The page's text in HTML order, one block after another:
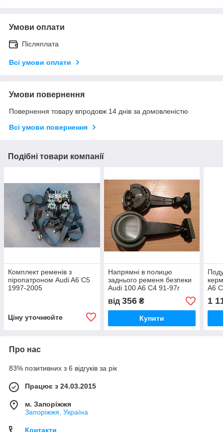
Умови оплати
Післяплата
Всі умови оплати
Умови повернення
Повернення товару впродовж 14 днів за домовленістю
Всі умови повернення
Подібні товари компанії
Комплект ременів з
піропатроном Audi A6 C5
1997-2005
Ціну уточнюйте
Напрямні в полицю
заднього ременя безпеки
Audi 100 A6 C4 91-97г
від 356₴
Купити
A6
1
Про нас
83% позитивних з 6 відгуків за рік
Працює з 24.03.2015
м. Запоріжжя
Запоріжжя, Україна
Контакти